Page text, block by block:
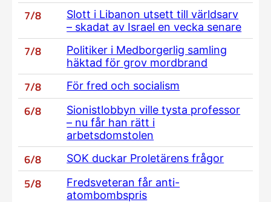
7/8
Slott i Libanon utsett till världsarv
– skadat av Israel en vecka senare
7/8
Politiker i Medborgerlig samling
häktad för grov mordbrand
7/8 För fred och socialism
6/8
Sionistlobbyn ville tysta professor
– nu får han rätt i
arbetsdomstolen
6/8 SOK duckar Proletärens frågor
5/8
Fredsveteran får anti-
atombombspris